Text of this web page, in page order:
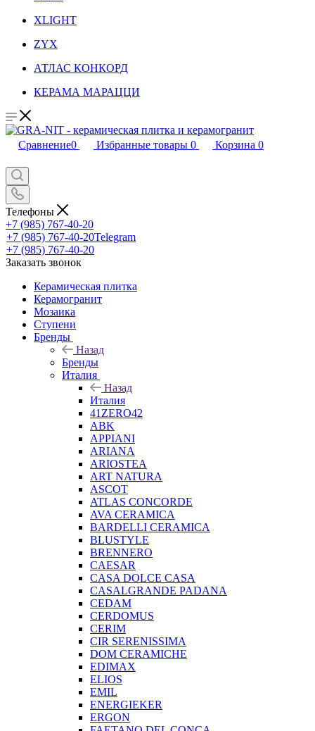
XLIGHT
ZYX
АТЛАС КОНКОРД
КЕРАМА МАРАЦЦИ
Сравнение0 Избранные товары 0 Корзина 0
Телефоны
+7 (985) 767-40-20
+7 (985) 767-40-20Telegram
+7 (985) 767-40-20
Заказать звонок
Керамическая плитка
Керамогранит
Мозаика
Ступени
Бренды
Назад
Бренды
Италия
Назад
Италия
41ZERO42
ABK
APPIANI
ARIANA
ARIOSTEA
ART NATURA
ASCOT
ATLAS CONCORDE
AVA CERAMICA
BARDELLI CERAMICA
BLUSTYLE
BRENNERO
CAESAR
CASA DOLCE CASA
CASALGRANDE PADANA
CEDAM
CERDOMUS
CERIM
CIR SERENISSIMA
DOM CERAMICHE
EDIMAX
ELIOS
EMIL
ENERGIEKER
ERGON